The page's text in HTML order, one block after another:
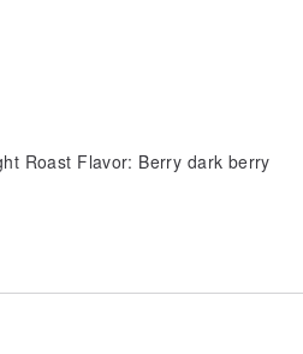
Roast Flavor: Berry dark berry